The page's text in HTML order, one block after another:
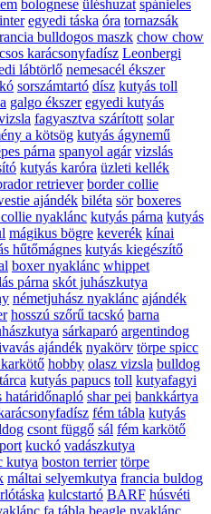
bolognese üléshuzat spánieles
egyedi táska óra tornazsák
bulldogos maszk chow chow
karácsonyfadísz Leonbergi
lábtörlő nemesacél ékszer
sorszámtartó dísz kutyás toll
galgo ékszer egyedi kutyás
fagyasztva szárított solar
a kötsög kutyás ágynemű
párna spanyol agár vizslás
kutyás karóra üzleti kellék
retriever border collie
ajándék biléta sör boxeres
nyaklánc kutyás párna kutyás
mágikus bögre keverék kínai
hűtőmágnes kutyás kiegészítő
boxer nyaklánc whippet
párna skót juhászkutya
németjuhász nyaklánc ajándék
hosszú szőrű tacskó barna
sárkaparó argentindog
ajándék nyakörv törpe spicc
hobby olasz vizsla bulldog
kutyás papucs toll kutyafagyi
határidőnapló shar pei bankkártya
fém tábla kutyás
csont függő sál fém karkötő
kuckó vadászkutya
kutya boston terrier törpe
máltai selyemkutya francia buldog
kulcstartó BARF húsvéti
fa tábla beagle nyaklánc